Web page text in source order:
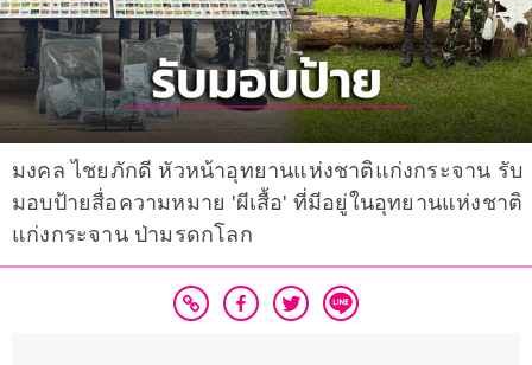
มงคล ไชยภักดี หัวหน้าอุทยานแห่งชาติแก่งกระจาน รับ
มอบป้ายสื่อความหมาย 'ผีเสื้อ' ที่มีอยู่ในอุทยานแห่งชาติ
แก่งกระจาน ป่ามรดกโลก